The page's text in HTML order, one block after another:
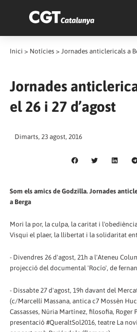
Inici > Notícies > Jornades anticlericals a
Jornades
el 26 i 27 d’agost
Dimarts, 23 agost, 2016
Som els amics de Godzilla. Jornades
a Berga
Mori la por, la culpa, la caritat i
Visqui el plaer, la llibertat i la solidaritat
- Divendres 26 d'agost, 21h a l'Ateneu
projecció del documental 'Rocío', de
- Dissabte 27 d'agost, 19h davant del
(c/Marcel·lí Massana, antica c7 Mossèn
Cassasses, Núria Martínez, filosofia, Roger
presentació #QueraltSol2016, teatre La